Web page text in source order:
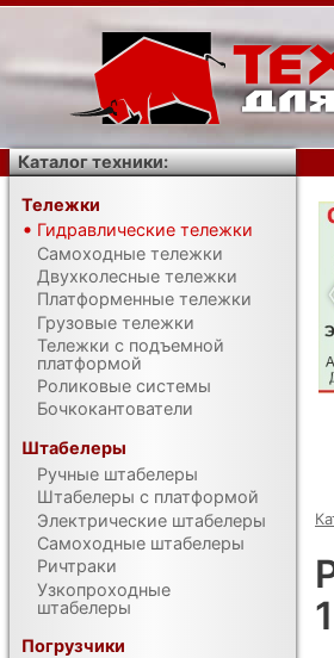
Каталог техники:
Тележки
Гидравлические тележки
Самоходные тележки
Двухколесные тележки
Платформенные тележки
Грузовые тележки
Тележки с подъемной
платформой
Роликовые системы
Бочкокантователи
Штабелеры
Ручные штабелеры
Штабелеры с платформой
Электрические штабелеры
Самоходные штабелеры
Ричтраки
Узкопроходные
штабелеры
Погрузчики